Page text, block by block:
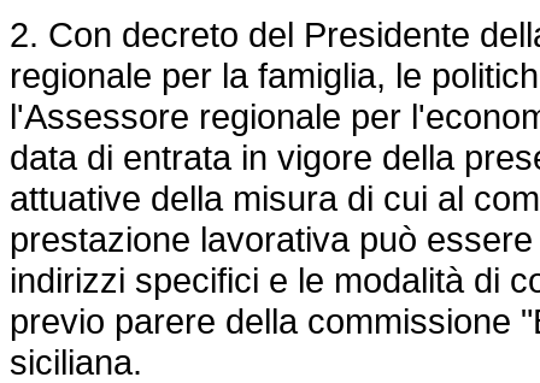
2. Con decreto del Presidente
regionale per la famiglia, le
l'Assessore regionale per
data di entrata in vigore della
attuative della misura di cui al
prestazione lavorativa può
indirizzi specifici e le modalità di
previo parere della commissione
siciliana.